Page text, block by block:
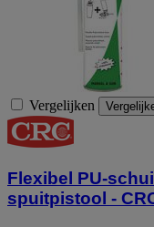
Vergelijken
Flexibel PU-
spuitpistool -